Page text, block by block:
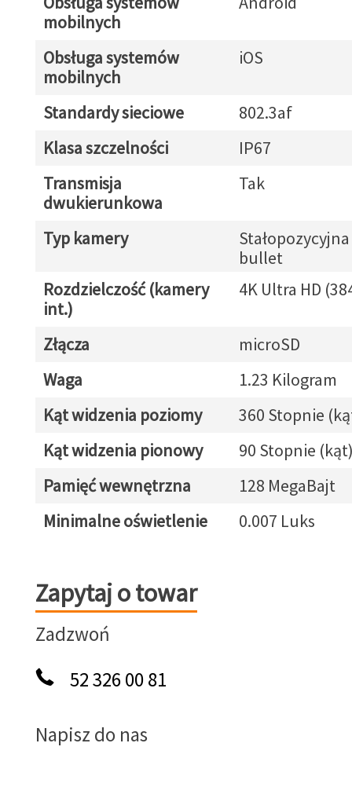
mobilnych
Obsługa systemów
mobilnych
iOS
Standardy sieciowe
802.3af
Klasa szczelności
IP67
Transmisja
dwukierunkowa
Tak
Typ kamery
bullet
Rozdzielczość (kamery
int.)
4K Ultra HD
Złącza
microSD
Waga
1.23 Kilogram
Kąt widzenia poziomy
360 Stopnie
Kąt widzenia pionowy
90 Stopnie
Pamięć wewnętrzna
128 MegaBajt
Minimalne oświetlenie
0.007 Luks
Zapytaj o towar
Zapytaj o towar
Zadzwoń
52 326 00 81
Napisz do nas